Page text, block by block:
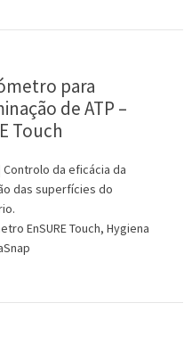
para
de ATP –
Touch
Controlo da eficácia da
das superfícies do
EnSURE Touch, Hygiena